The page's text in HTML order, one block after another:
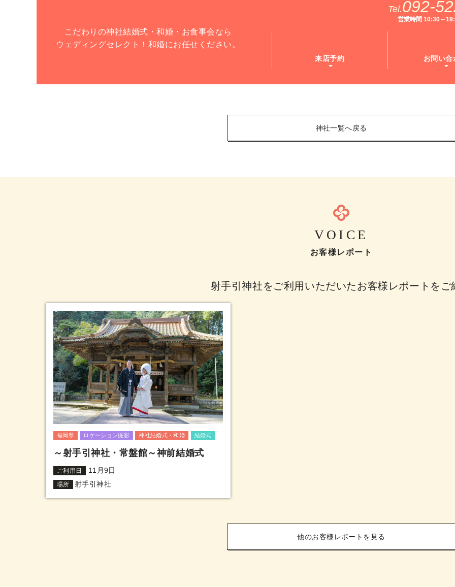
こだわりの神社結婚式・和婚・お食事会なら
ウェディングセレクト！和婚にお任せください。
Tel.092-
営業時間 10:30～
来店予約 お問い合
神社一覧へ戻る
VOICE
お客様レポート
射手引神社をご利用いただいたお客様レポートをご
福岡県 ロケーション撮影 神社結婚式・和婚 結婚式
～射手引神社・常盤館～神前結婚式
ご利用日 11月9日
場所 射手引神社
他のお客様レポートを見る